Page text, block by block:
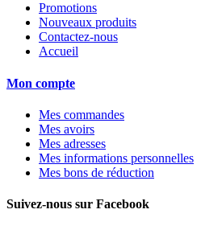
Promotions
Nouveaux produits
Contactez-nous
Accueil
Mon compte
Mes commandes
Mes avoirs
Mes adresses
Mes informations personnelles
Mes bons de réduction
Suivez-nous sur Facebook